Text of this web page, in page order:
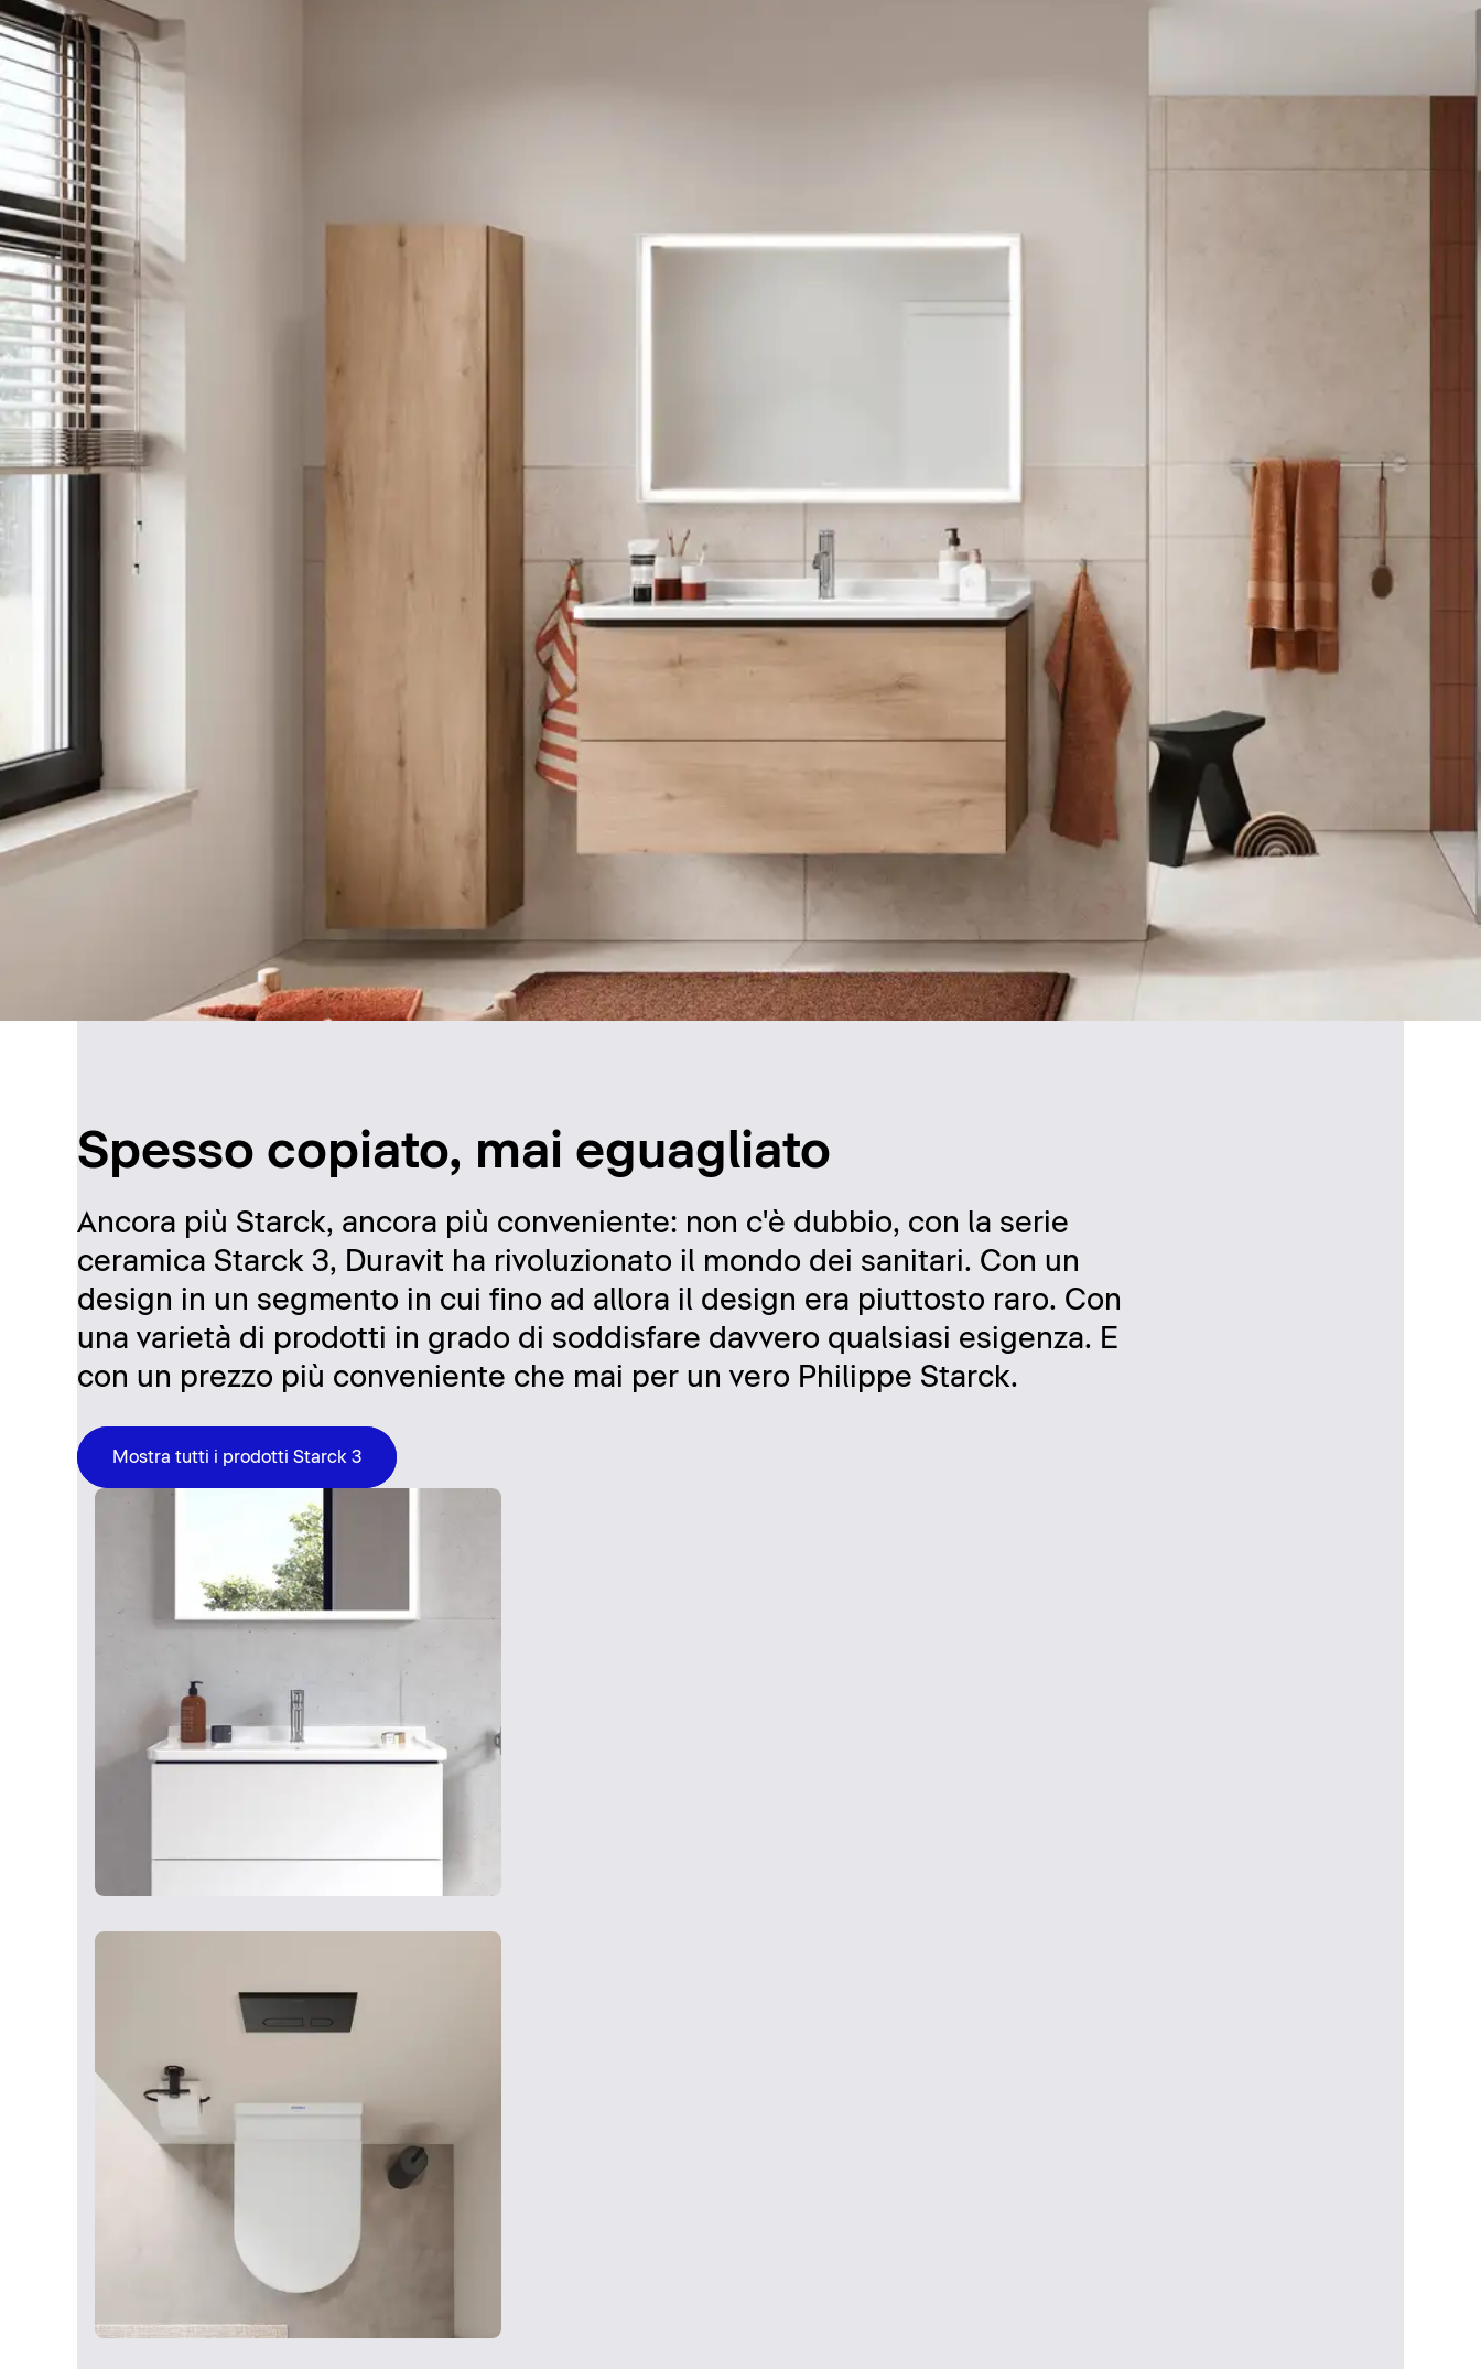
Spesso copiato, mai eguagliato
Ancora più Starck, ancora più conveniente: non c'è dubbio, con la serie
ceramica Starck 3, Duravit ha rivoluzionato il mondo dei sanitari. Con un
design in un segmento in cui fino ad allora il design era piuttosto raro. Con
una varietà di prodotti in grado di soddisfare davvero qualsiasi esigenza. E
con un prezzo più conveniente che mai per un vero Philippe Starck.
Mostra tutti i prodotti Starck 3